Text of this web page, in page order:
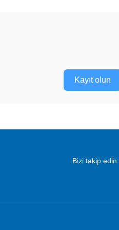
Kayıt olun
Bizi takip edin: